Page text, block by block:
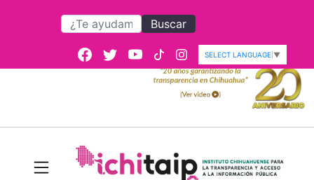
Buscar
SELECT LANGUAGE ▼